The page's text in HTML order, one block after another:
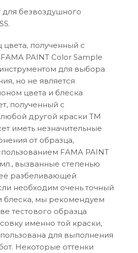
для безвоздушного
цвета, полученный с
PAINT Color Sample
для выбора
но не является
цвета и блеска
полученный с
другой краски ТМ
иметь незначительные
от образца,
FAMA PAINT
вызванные степенью
разбеливающей
необходим очень точный
блеска, мы рекомендуем
тестового образца
именно той краски,
для выполнения
Некоторые оттенки